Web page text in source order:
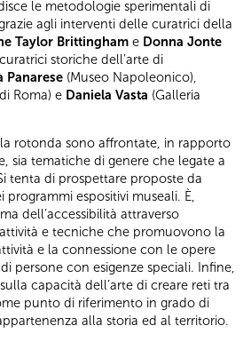
le metodologie sperimentali di
agli interventi delle curatrici della
Taylor Brittingham e Donna Jonte
storiche dell’arte di
Panarese (Museo Napoleonico),
Roma) e Daniela Vasta (Galleria
rotonda sono affrontate, in rapporto
sia tematiche di genere che legate a
tenta di prospettare proposte da
programmi espositivi museali. È,
dell’accessibilità attraverso
e tecniche che promuovono la
e la connessione con le opere
persone con esigenze speciali. Infine,
capacità dell’arte di creare reti tra
punto di riferimento in grado di
alla storia ed al territorio.